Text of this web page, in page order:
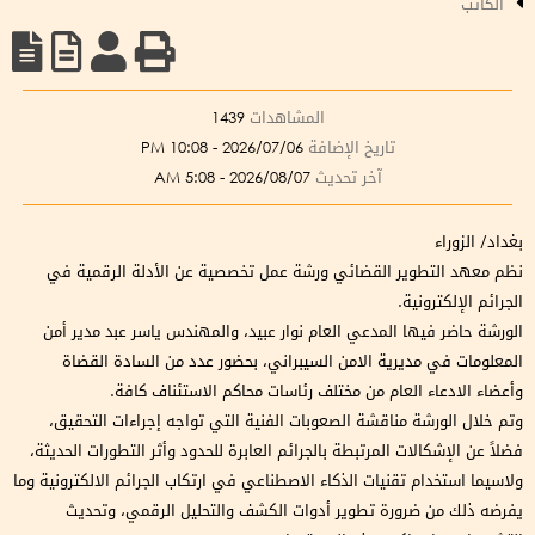
المشاهدات 1439
تاريخ الإضافة 2026/07/06 - 10:08 PM
آخر تحديث 2026/08/07 - 5:08 AM
بغداد/ الزوراء
نظم معهد التطوير القضائي ورشة عمل تخصصية عن الأدلة الرقمية في
الجرائم الإلكترونية.
الورشة حاضر فيها المدعي العام نوار عبيد، والمهندس ياسر عبد مدير أمن
المعلومات في مديرية الامن السيبراني، بحضور عدد من السادة القضاة
وأعضاء الادعاء العام من مختلف رئاسات محاكم الاستئناف كافة.
وتم خلال الورشة مناقشة الصعوبات الفنية التي تواجه إجراءات التحقيق،
فضلاً عن الإشكالات المرتبطة بالجرائم العابرة للحدود وأثر التطورات الحديثة،
ولاسيما استخدام تقنيات الذكاء الاصطناعي في ارتكاب الجرائم الالكترونية وما
يفرضه ذلك من ضرورة تطوير أدوات الكشف والتحليل الرقمي، وتحديث